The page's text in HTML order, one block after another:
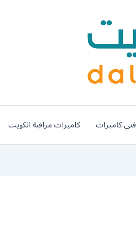
فني كاميرات كاميرات مراقبة الكويت